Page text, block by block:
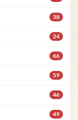
38
24
66
59
46
49